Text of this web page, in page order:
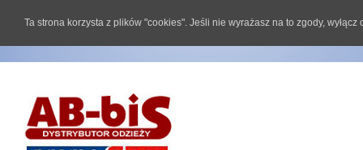
Ta strona korzysta z plików "cookies". Jeśli nie wyrażasz na to zgody,